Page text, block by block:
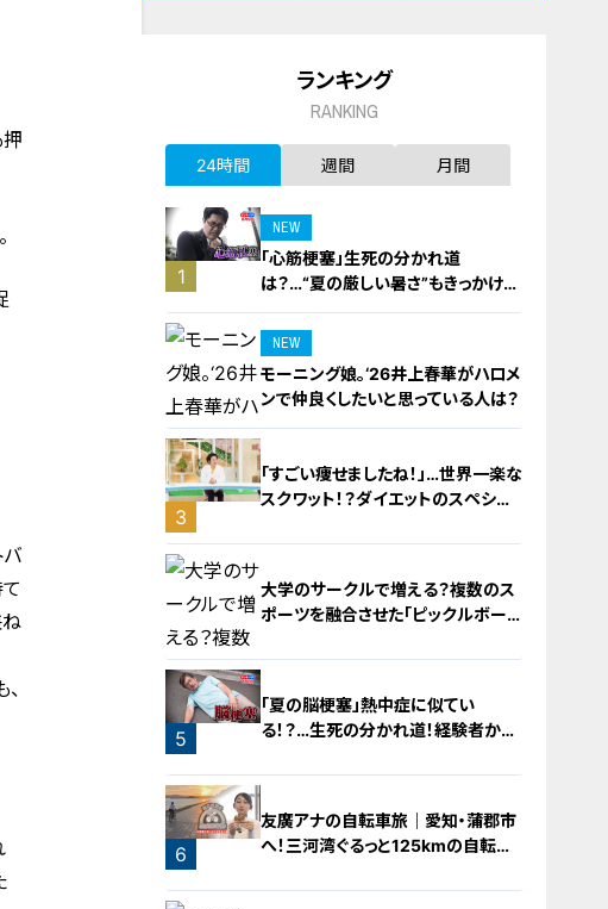
押
バ
ね
ランキング
RANKING
24時間 週間 月間
1
NEW
「心筋梗塞」生死の分かれ道
は？…“夏の厳しい暑さ”もきっかけ
に！発症前のキケンなサインと対処
法
2
NEW
モーニング娘。‘26井上春華がハロメ
ンで仲良くしたいと思っている人は？
3
「すごい痩せましたね！」…世界一楽な
スクワット！？ダイエットのスペシャ
4
大学のサークルで増える？複数のス
ポーツを融合させた「ピックルボー
5
「夏の脳梗塞」熱中症に似てい
る！？…生死の分かれ道！経験者から
6
友廣アナの自転車旅｜愛知・蒲郡市
へ！三河湾ぐるっと125kmの自転車